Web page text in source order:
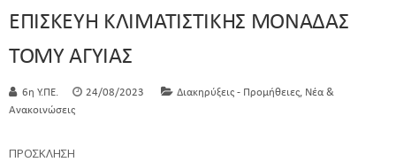
ΕΠΙΣΚΕΥΗ ΚΛΙΜΑΤΙΣΤΙΚΗΣ ΜΟΝΑΔΑΣ
ΤΟΜΥ ΑΓΥΙΑΣ
6η Υ.ΠΕ. 24/08/2023 Διακηρύξεις - Προμήθειες, Νέα &
Ανακοινώσεις
ΠΡΟΣΚΛΗΣΗ